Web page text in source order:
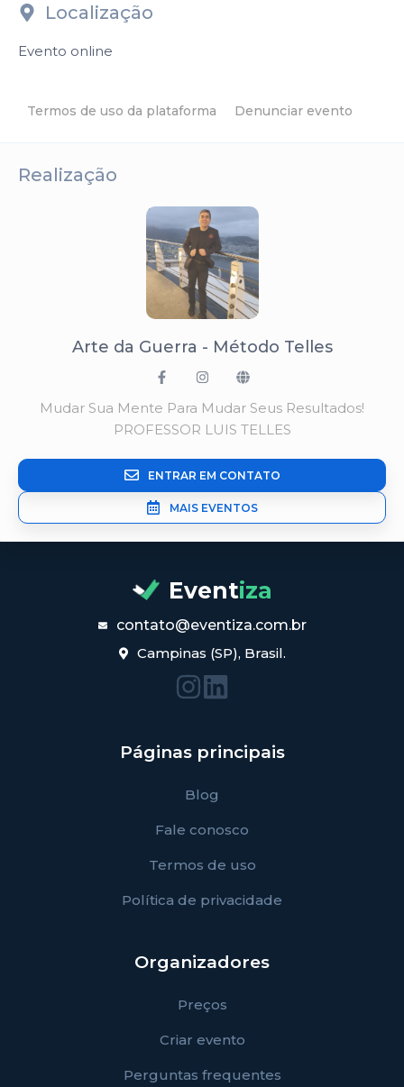
Localização
Evento online
Termos de uso da plataforma Denunciar evento
Realização
Arte da Guerra - Método Telles
Mudar Sua Mente Para Mudar Seus Resultados!
PROFESSOR LUIS TELLES
ENTRAR EM CONTATO
MAIS EVENTOS
Eventiza
contato@eventiza.com.br
Campinas (SP), Brasil.
Páginas principais
Blog
Fale conosco
Termos de uso
Política de privacidade
Organizadores
Preços
Criar evento
Perguntas frequentes